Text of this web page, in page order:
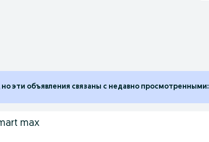
но эти объявления связаны с недавно просмотренными:
max